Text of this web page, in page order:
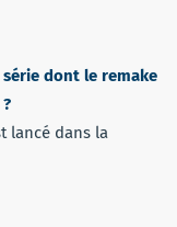
dont le remake
lancé dans la